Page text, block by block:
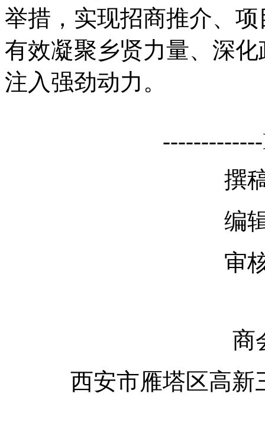
举措，实现招商推介、
有效凝聚乡贤力量、深
注入强劲动力。
撰
编
审
商
西安市雁塔区高新